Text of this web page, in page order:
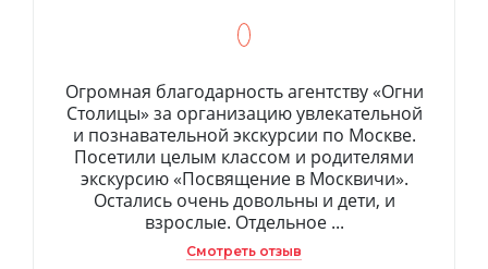
Огромная благодарность агентству «Огни
Столицы» за организацию увлекательной
и познавательной экскурсии по Москве.
Посетили целым классом и родителями
экскурсию «Посвящение в Москвичи».
Остались очень довольны и дети, и
взрослые. Отдельное ...
Смотреть отзыв